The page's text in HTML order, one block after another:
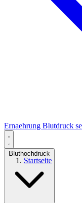
Ernaehrung Blutdruck
Startseite